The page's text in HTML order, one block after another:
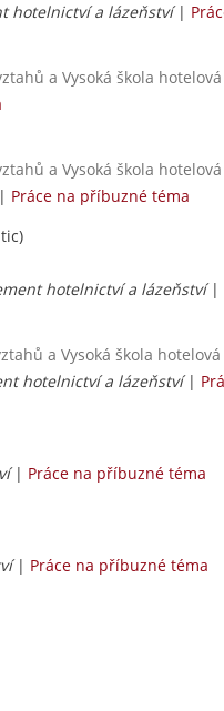
hotelnictví a lázeňství|
a Vysoká škola
a Vysoká škola
Práce na příbuzné téma
hotelnictví a lázeňství|
a Vysoká škola
hotelnictví a lázeňství|
| Práce na příbuzné téma
| Práce na příbuzné téma